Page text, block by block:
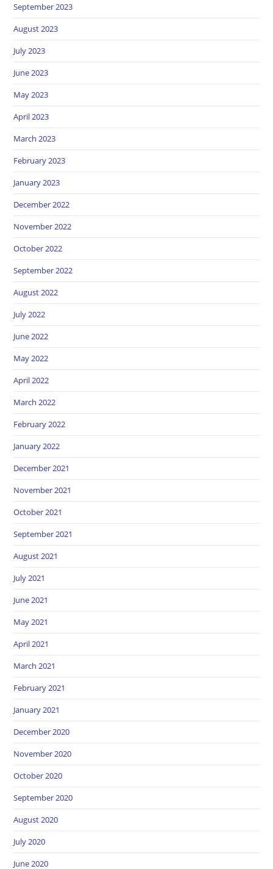
September 2023
August 2023
July 2023
June 2023
May 2023
April 2023
March 2023
February 2023
January 2023
December 2022
November 2022
October 2022
September 2022
August 2022
July 2022
June 2022
May 2022
April 2022
March 2022
February 2022
January 2022
December 2021
November 2021
October 2021
September 2021
August 2021
July 2021
June 2021
May 2021
April 2021
March 2021
February 2021
January 2021
December 2020
November 2020
October 2020
September 2020
August 2020
July 2020
June 2020